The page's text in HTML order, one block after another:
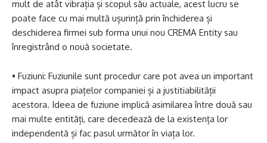
mult de atât vibrația și scopul său actuale, acest lucru se
poate face cu mai multă ușurință prin închiderea și
deschiderea firmei sub forma unui nou CREMA Entity sau
înregistrând o nouă societate.
• Fuziuni: Fuziunile sunt procedur care pot avea un important
impact asupra piațelor companiei și a justitiabilității
acestora. Ideea de fuziune implică asimilarea între două sau
mai multe entități, care decedează de la existența lor
independentă și fac pasul următor în viața lor.